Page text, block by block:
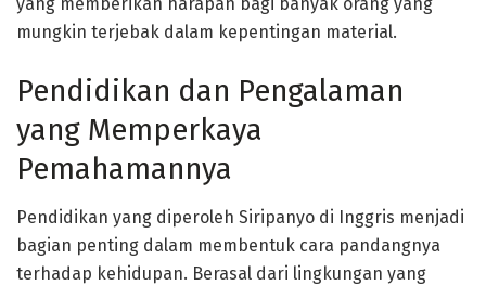
yang memberikan harapan bagi banyak orang yang
mungkin terjebak dalam kepentingan material.
Pendidikan dan Pengalaman
yang Memperkaya
Pemahamannya
Pendidikan yang diperoleh Siripanyo di Inggris menjadi
bagian penting dalam membentuk cara pandangnya
terhadap kehidupan. Berasal dari lingkungan yang